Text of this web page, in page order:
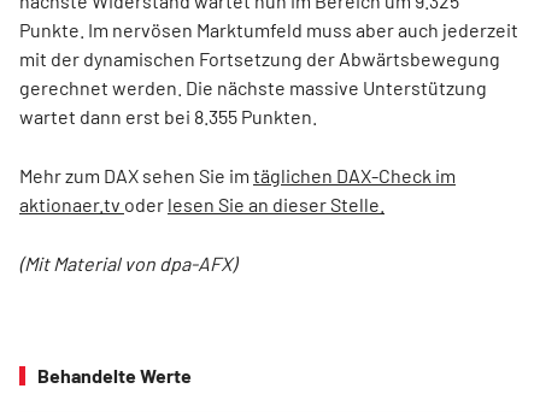
Punkte. Im nervösen Marktumfeld muss aber auch jederzeit
mit der dynamischen Fortsetzung der Abwärtsbewegung
gerechnet werden. Die nächste massive Unterstützung
wartet dann erst bei 8.355 Punkten.
Mehr zum DAX sehen Sie im täglichen DAX-Check im
aktionaer.tv oder lesen Sie an dieser Stelle.
(Mit Material von dpa-AFX)
Behandelte Werte